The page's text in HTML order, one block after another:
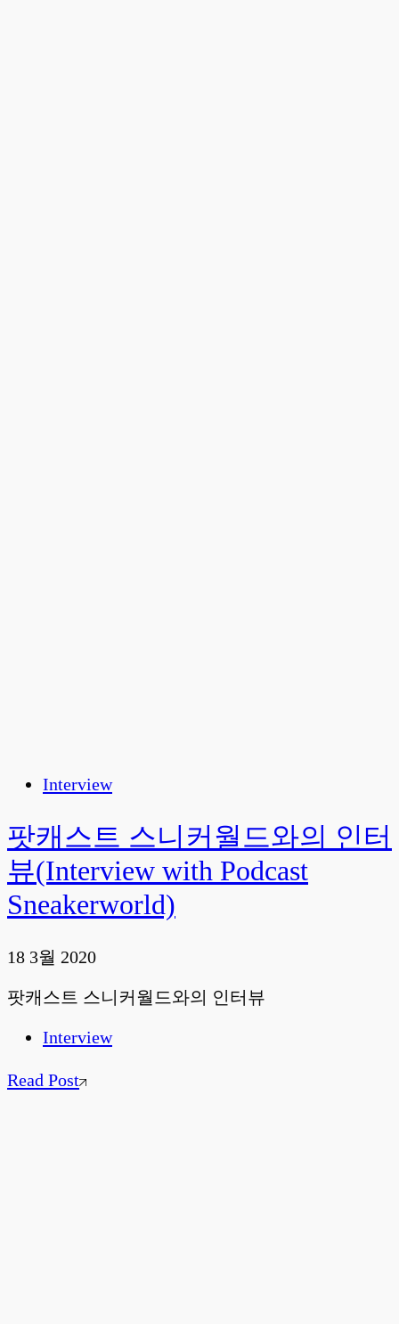
Interview
팟캐스트 스니커월드와의 인터
뷰(Interview with Podcast
Sneakerworld)
18 3월 2020
팟캐스트 스니커월드와의 인터뷰
Interview
Read Post